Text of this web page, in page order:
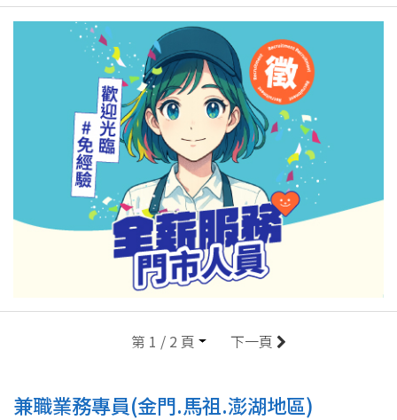
第 1 / 2 頁 下一頁
兼職業務專員(金門.馬祖.澎湖地區)